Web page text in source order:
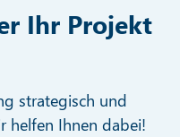
Ihr Projekt
strategisch und
helfen Ihnen dabei!